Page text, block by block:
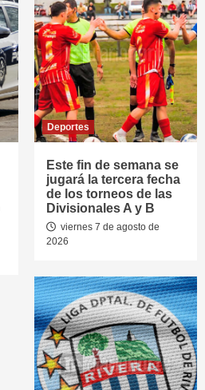
Deportes
Este fin de semana se
jugará la tercera fecha
de los torneos de las
Divisionales A y B
viernes 7 de agosto de
2026